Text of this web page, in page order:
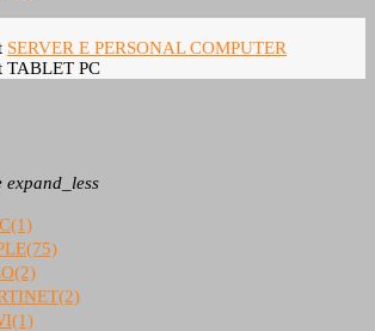
SERVER E PERSONAL COMPUTER
TABLET PC
expand_less
(1)
(75)
(2)
(2)
(1)